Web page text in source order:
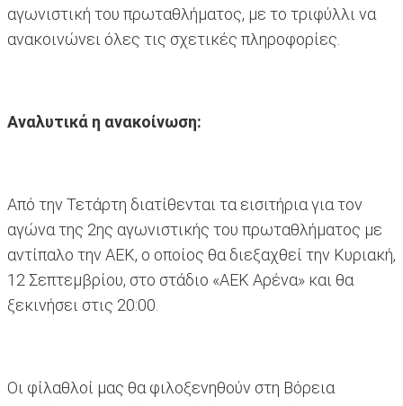
αγωνιστική του πρωταθλήματος, με το τριφύλλι να
ανακοινώνει όλες τις σχετικές πληροφορίες.
Αναλυτικά η ανακοίνωση:
Από την Τετάρτη διατίθενται τα εισιτήρια για τον
αγώνα της 2ης αγωνιστικής του πρωταθλήματος με
αντίπαλο την ΑΕΚ, ο οποίος θα διεξαχθεί την Κυριακή,
12 Σεπτεμβρίου, στο στάδιο «ΑΕΚ Αρένα» και θα
ξεκινήσει στις 20:00.
Οι φίλαθλοί μας θα φιλοξενηθούν στη Βόρεια